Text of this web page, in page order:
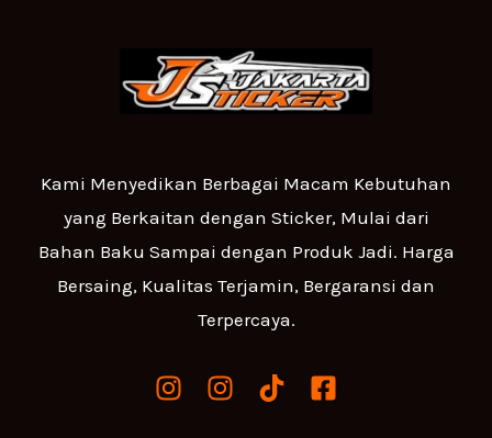
Kami Menyedikan Berbagai Macam Kebutuhan
yang Berkaitan dengan Sticker, Mulai dari
Bahan Baku Sampai dengan Produk Jadi. Harga
Bersaing, Kualitas Terjamin, Bergaransi dan
Terpercaya.